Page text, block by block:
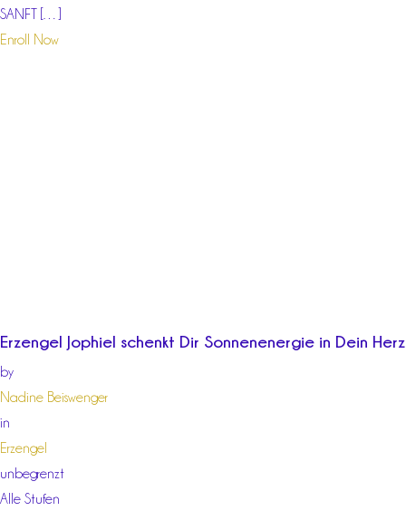
SANFT […]
Enroll Now
Erzengel Jophiel schenkt Dir Sonnenenergie in Dein Herz
by
Nadine Beiswenger
in
Erzengel
unbegrenzt
Alle Stufen